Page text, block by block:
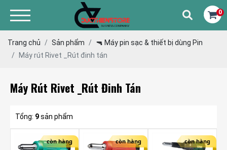
0
Trang chủ Sản phẩm
🔫 Máy pin sạc & thiết bị dùng Pin
Máy rút Rivet _Rút đinh tán
Máy Rút Rivet _Rút Đinh Tán
Tổng: 9sản phẩm
còn hàng còn hàng còn hàng